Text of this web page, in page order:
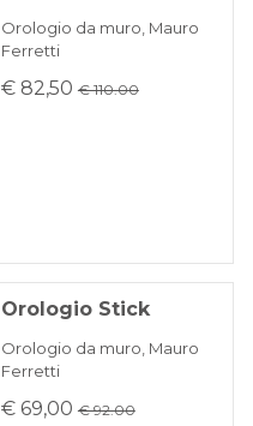
Orologio da muro, Mauro
Ferretti
€ 82,50 € 110.00
Orologio Stick
Orologio da muro, Mauro
Ferretti
€ 69,00 € 92.00